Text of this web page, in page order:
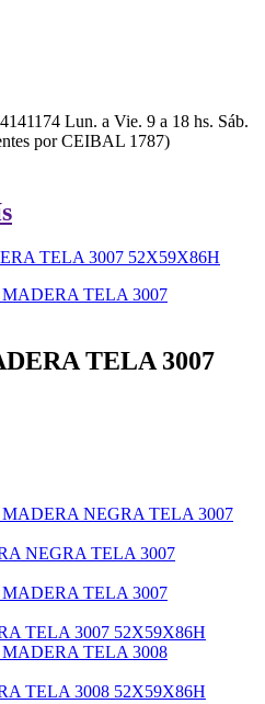
Lun. a Vie. 9 a 18 hs. Sáb.
por CEIBAL 1787)
TELA 3007
NEGRA TELA 3007
TELA 3007 52X59X86H
TELA 3008 52X59X86H